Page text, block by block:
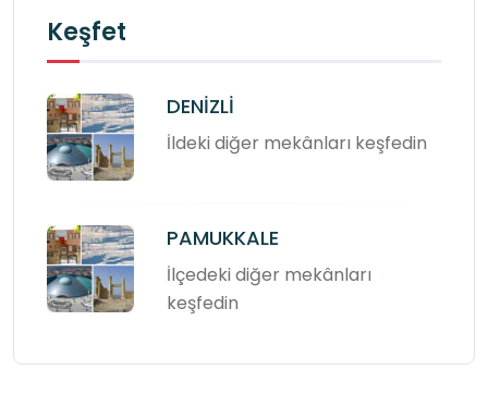
Keşfet
DENİZLİ
İldeki diğer mekânları keşfedin
PAMUKKALE
İlçedeki diğer mekânları
keşfedin